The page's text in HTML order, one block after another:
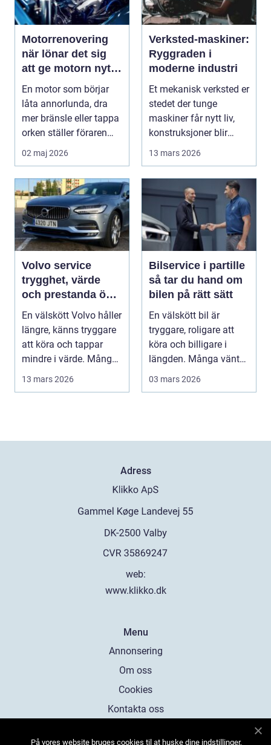
Motorrenovering
när lönar det sig
att ge motorn nytt
liv?
En motor som börjar
låta annorlunda, dra
mer bränsle eller tappa
orken ställer föraren
inför ett val...
02 maj 2026
Verksted-maskiner:
Ryggraden i
moderne industri
Et mekanisk verksted er
stedet der tunge
maskiner får nytt liv,
konstruksjoner blir
13 mars 2026
Volvo service
trygghet, värde
och prestanda över
tid
En välskött Volvo håller
längre, känns tryggare
att köra och tappar
mindre i värde. Många
13 mars 2026
Bilservice i partille
så tar du hand om
bilen på rätt sätt
En välskött bil är
tryggare, roligare att
köra och billigare i
längden. Många väntar
03 mars 2026
Adress
web:
www.klikko.dk
Menu
Annonsering
Om oss
Cookies
Kontakta oss
På vores website bruges cookies til at huske dine indstillinger,